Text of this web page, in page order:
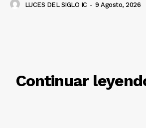
LUCES DEL SIGLO IC - 9 Agosto, 2026
Continuar